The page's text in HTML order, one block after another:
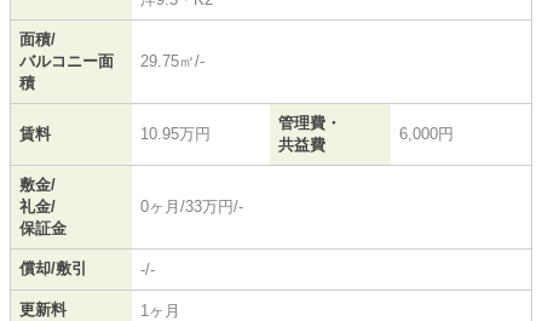
面積/
バルコニー面
積
29.75㎡/-
賃料 10.95万円
管理費・
共益費
6,000円
敷金/
礼金/
保証金
0ヶ月/33万円/-
償却/敷引 -/-
更新料 1ヶ月